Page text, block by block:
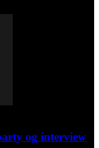
og interview